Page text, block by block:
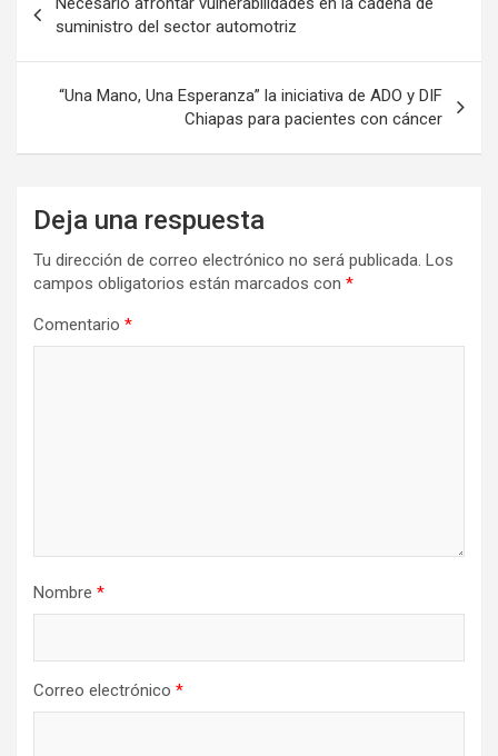
de
entradas
suministro del sector automotriz
“Una Mano, Una Esperanza” la iniciativa de ADO y DIF
Chiapas para pacientes con cáncer
Deja una respuesta
Tu dirección de correo electrónico no será publicada. Los
campos obligatorios están marcados con *
Comentario *
Nombre *
Correo electrónico *